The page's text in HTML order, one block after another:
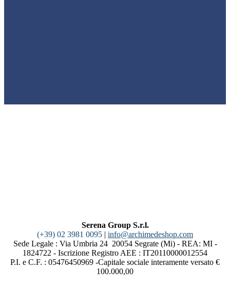
Serena Group S.r.l.
(+39) 02 3981 0095 | info@archimedeshop.com
Sede Legale : Via Umbria 24 20054 Segrate (Mi) - REA: MI -
1824722 - Iscrizione Registro AEE : IT20110000012554
P.I. e C.F. : 05476450969 -Capitale sociale interamente versato €
100.000,00